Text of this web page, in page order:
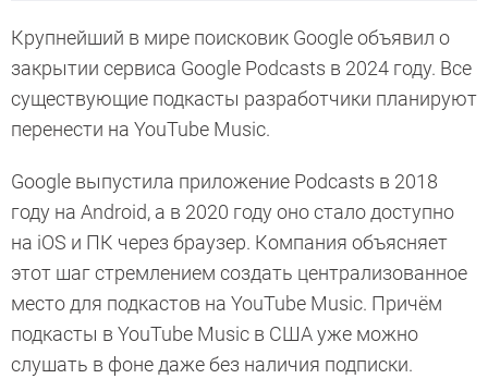
Крупнейший в мире поисковик Google объявил о
закрытии сервиса Google Podcasts в 2024 году. Все
существующие подкасты разработчики планируют
перенести на YouTube Music.
Google выпустила приложение Podcasts в 2018
году на Android, а в 2020 году оно стало доступно
на iOS и ПК через браузер. Компания объясняет
этот шаг стремлением создать централизованное
место для подкастов на YouTube Music. Причём
подкасты в YouTube Music в США уже можно
слушать в фоне даже без наличия подписки.